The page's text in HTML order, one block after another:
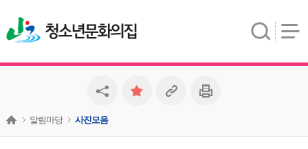
청소년문화의집
알림마당 사진모음